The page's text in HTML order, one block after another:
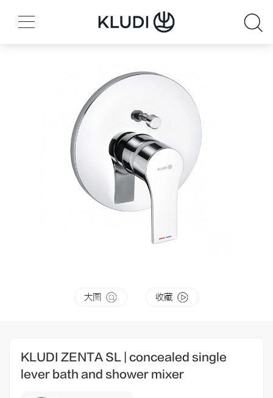
大图 收藏
KLUDI ZENTA SL | concealed single
lever bath and shower mixer